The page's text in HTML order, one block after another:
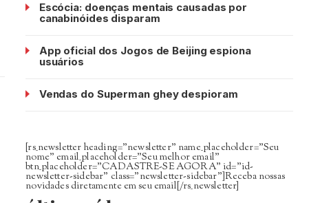
Escócia: doenças mentais causadas por
canabinóides disparam
App oficial dos Jogos de Beijing espiona
usuários
Vendas do Superman ghey despioram
[rs_newsletter heading=”newsletter” name_placeholder=”Seu
nome” email_placeholder=”Seu melhor email”
btn_placeholder=”CADASTRE-SE AGORA” id=”id-
newsletter-sidebar” class=”newsletter-sidebar”]Receba nossas
novidades diretamente em seu email[/rs_newsletter]